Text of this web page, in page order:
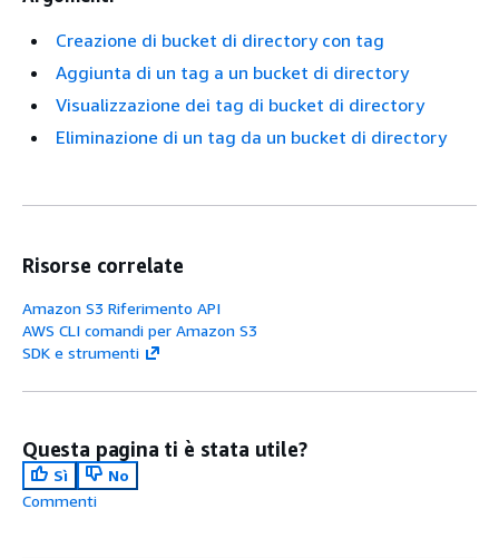
Creazione di bucket di directory con tag
Aggiunta di un tag a un bucket di directory
Visualizzazione dei tag di bucket di directory
Eliminazione di un tag da un bucket di directory
Risorse correlate
Amazon S3 Riferimento API
AWS CLI comandi per Amazon S3
SDK e strumenti
Questa pagina ti è stata utile?
Sì
No
Commenti